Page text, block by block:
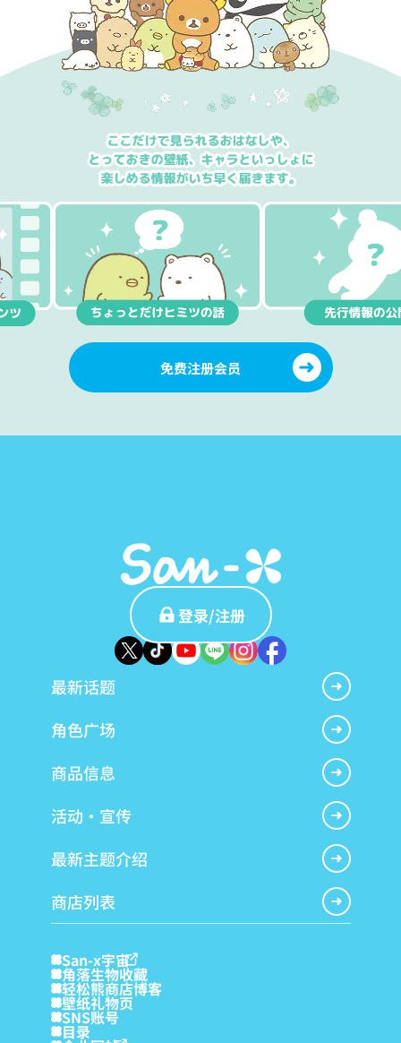
免费注册会员
登录/注册
最新话题
角色广场
商品信息
活动・宣传
最新主题介绍
商店列表
San-x宇宙
角落生物收藏
轻松熊商店博客
壁纸礼物页
SNS账号
目录